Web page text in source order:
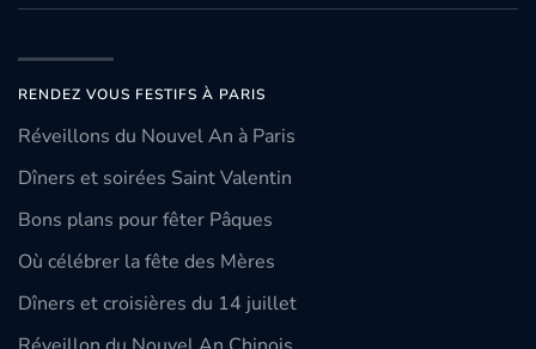
RENDEZ VOUS FESTIFS À PARIS
Réveillons du Nouvel An à Paris
Dîners et soirées Saint Valentin
Bons plans pour fêter Pâques
Où célébrer la fête des Mères
Dîners et croisières du 14 juillet